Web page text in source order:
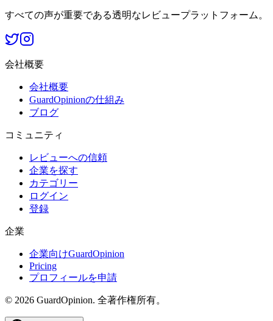
すべての声が重要である透明なレビュープラットフォーム。
会社概要
会社概要
GuardOpinionの仕組み
ブログ
コミュニティ
レビューへの信頼
企業を探す
カテゴリー
ログイン
登録
企業
企業向けGuardOpinion
Pricing
プロフィールを申請
© 2026 GuardOpinion. 全著作権所有。